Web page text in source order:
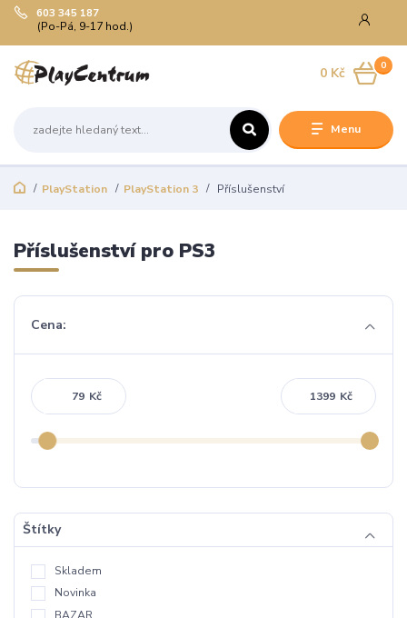
Menu
603 345 187
(Po-Pá, 9-17 hod.)
0
0 Kč
PlayStation PlayStation 3 Příslušenství
Příslušenství pro PS3
Cena:
Kč Kč
Štítky
Skladem
Novinka